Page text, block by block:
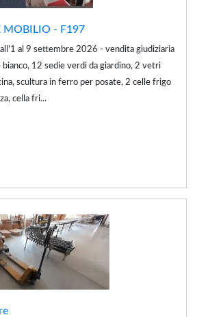
MOBILIO - F197
al 9 settembre 2026 - vendita giudiziaria
12 sedie verdi da giardino, 2 vetri
scultura in ferro per posate, 2 celle frigo
cella fri...